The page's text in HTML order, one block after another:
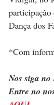
participação
Dança dos
*Com
Nos siga
Entre no